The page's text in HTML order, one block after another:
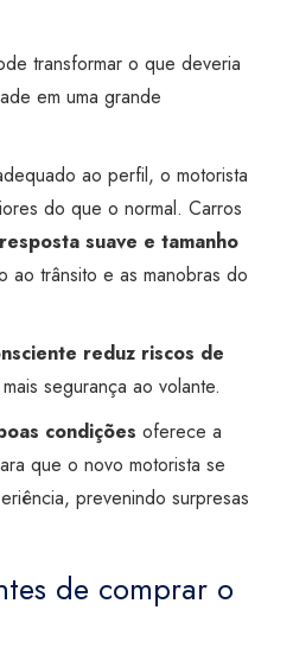
transformar o que deveria
em uma grande
ao perfil, o motorista
do que o normal. Carros
suave e tamanho
ao trânsito e as manobras do
reduz riscos de
segurança ao volante.
condições oferece a
que o novo motorista se
prevenindo surpresas
de comprar o